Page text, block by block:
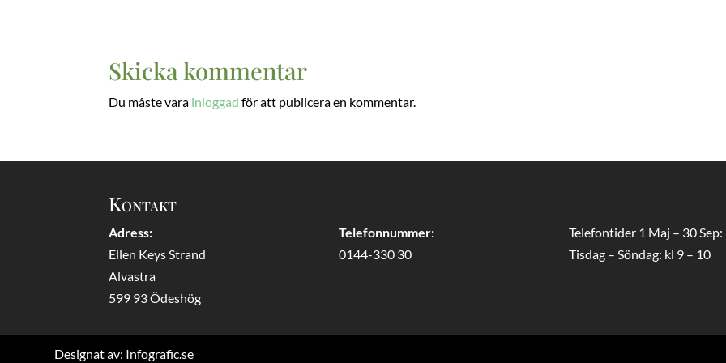
Skicka kommentar
Du måste vara inloggad för att publicera en kommentar.
Kontakt
Adress:
Ellen Keys Strand
Alvastra
599 93 Ödeshög
Telefonnummer:
0144-330 30
Telefontider 1 Maj – 30 Sep:
Tisdag – Söndag: kl 9 – 10
Designat av: Infografic.se